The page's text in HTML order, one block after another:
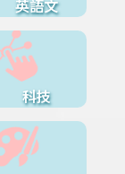
英語文
科技